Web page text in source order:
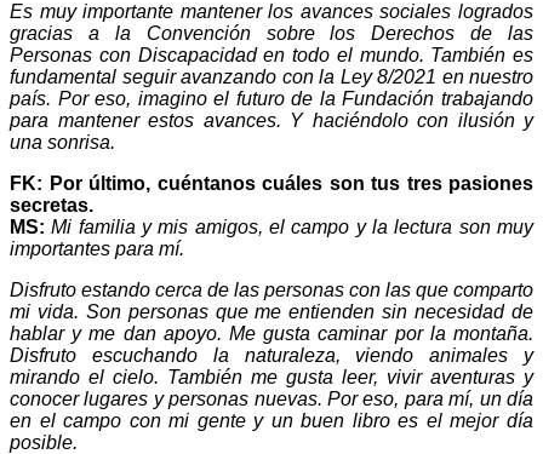
Es muy importante mantener los avances sociales logrados
gracias a la Convención sobre los Derechos de las
Personas con Discapacidad en todo el mundo. También es
fundamental seguir avanzando con la Ley 8/2021 en nuestro
país. Por eso, imagino el futuro de la Fundación trabajando
para mantener estos avances. Y haciéndolo con ilusión y
una sonrisa.
FK: Por último, cuéntanos cuáles son tus tres pasiones
secretas.
MS: Mi familia y mis amigos, el campo y la lectura son muy
importantes para mí.
Disfruto estando cerca de las personas con las que comparto
mi vida. Son personas que me entienden sin necesidad de
hablar y me dan apoyo. Me gusta caminar por la montaña.
Disfruto escuchando la naturaleza, viendo animales y
mirando el cielo. También me gusta leer, vivir aventuras y
conocer lugares y personas nuevas. Por eso, para mí, un día
en el campo con mi gente y un buen libro es el mejor día
posible.